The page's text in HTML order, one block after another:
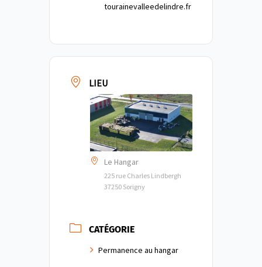
tourainevalleedelindre.fr
LIEU
Le Hangar
225 rue Charles Lindbergh
37250 Sorigny
CATÉGORIE
Permanence au hangar